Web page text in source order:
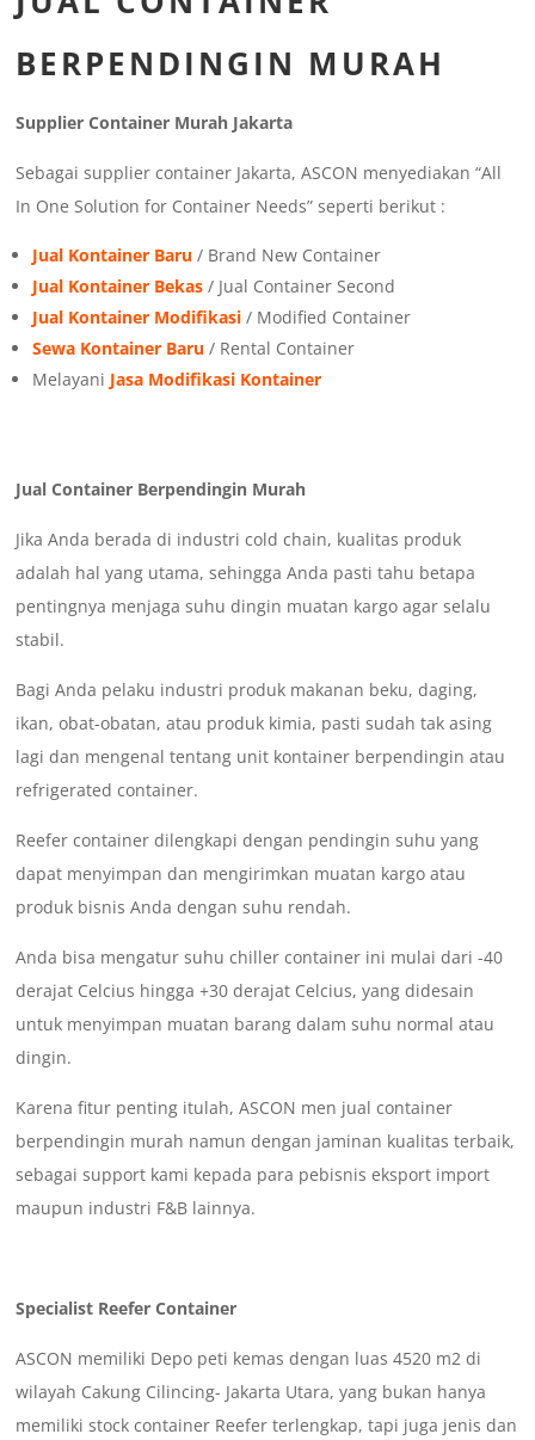
BERPENDINGIN MURAH
Supplier Container Murah Jakarta
Sebagai supplier container Jakarta, ASCON menyediakan “All
In One Solution for Container Needs” seperti berikut :
Jual Kontainer Baru / Brand New Container
Jual Kontainer Bekas / Jual Container Second
Jual Kontainer Modifikasi / Modified Container
Sewa Kontainer Baru / Rental Container
Melayani Jasa Modifikasi Kontainer
Jual Container Berpendingin Murah
Jika Anda berada di industri cold chain, kualitas produk
adalah hal yang utama, sehingga Anda pasti tahu betapa
pentingnya menjaga suhu dingin muatan kargo agar selalu
stabil.
Bagi Anda pelaku industri produk makanan beku, daging,
ikan, obat-obatan, atau produk kimia, pasti sudah tak asing
lagi dan mengenal tentang unit kontainer berpendingin atau
refrigerated container.
Reefer container dilengkapi dengan pendingin suhu yang
dapat menyimpan dan mengirimkan muatan kargo atau
produk bisnis Anda dengan suhu rendah.
Anda bisa mengatur suhu chiller container ini mulai dari -40
derajat Celcius hingga +30 derajat Celcius, yang didesain
untuk menyimpan muatan barang dalam suhu normal atau
dingin.
Karena fitur penting itulah, ASCON men jual container
berpendingin murah namun dengan jaminan kualitas terbaik,
sebagai support kami kepada para pebisnis eksport import
maupun industri F&B lainnya.
Specialist Reefer Container
ASCON memiliki Depo peti kemas dengan luas 4520 m2 di
wilayah Cakung Cilincing- Jakarta Utara, yang bukan hanya
memiliki stock container Reefer terlengkap, tapi juga jenis dan